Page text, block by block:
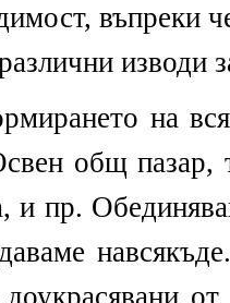
въпреки
изводи
на
общ
и пр.